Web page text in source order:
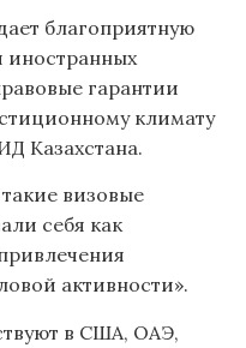
благоприятную
иностранных
гарантии
климату
Казахстана.
визовые
себя как
активности».
в США, ОАЭ,